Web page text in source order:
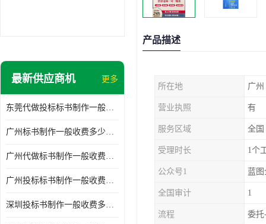
最新供应商机 更多
东莞代做投标标书制作一般收费多少钱 服务好
广州标书制作一般收费多少钱 周期快
广州代做标书制作一般收费多少钱 经验丰富
广州投标标书制作一般收费多少钱 一对一服务
深圳投标书制作一般收费多少钱 代写各类工程
产品描述
所在地 广州
营业执照 有
服务区域 全国
受理时长 1个
公众号1 蓝
全国审计 1
流程 委托